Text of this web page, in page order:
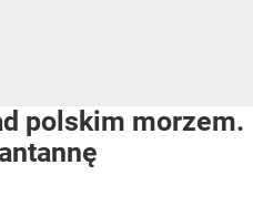
polskim morzem.